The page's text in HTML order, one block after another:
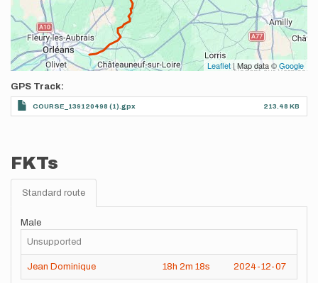
Leaflet | Map data ©Google
GPS Track
COURSE_139120498 (1).gpx 213.48 KB
FKTs
Standard route
Male
Unsupported
Jean Dominique 18h 2m 18s 2024-12-07